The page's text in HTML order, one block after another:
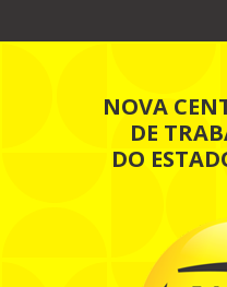
NOVA
DE
DO